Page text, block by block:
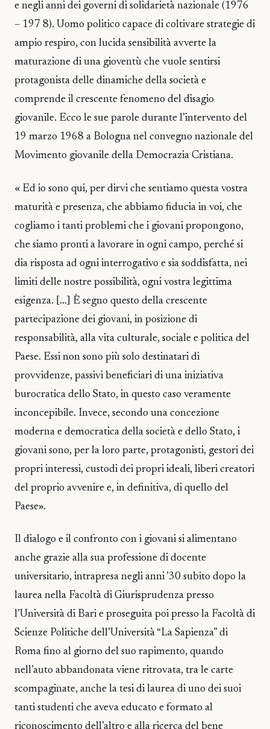
e negli anni dei governi di solidarietà nazionale (1976
– 197 8). Uomo politico capace di coltivare strategie di
ampio respiro, con lucida sensibilità avverte la
maturazione di una gioventù che vuole sentirsi
protagonista delle dinamiche della società e
comprende il crescente fenomeno del disagio
giovanile. Ecco le sue parole durante l’intervento del
19 marzo 1968 a Bologna nel convegno nazionale del
Movimento giovanile della Democrazia Cristiana.
« Ed io sono qui, per dirvi che sentiamo questa vostra
maturità e presenza, che abbiamo fiducia in voi, che
cogliamo i tanti problemi che i giovani propongono,
che siamo pronti a lavorare in ogni campo, perché si
dia risposta ad ogni interrogativo e sia soddisfatta, nei
limiti delle nostre possibilità, ogni vostra legittima
esigenza. […] È segno questo della crescente
partecipazione dei giovani, in posizione di
responsabilità, alla vita culturale, sociale e politica del
Paese. Essi non sono più solo destinatari di
provvidenze, passivi beneficiari di una iniziativa
burocratica dello Stato, in questo caso veramente
inconcepibile. Invece, secondo una concezione
moderna e democratica della società e dello Stato, i
giovani sono, per la loro parte, protagonisti, gestori dei
propri interessi, custodi dei propri ideali, liberi creatori
del proprio avvenire e, in definitiva, di quello del
Paese».
Il dialogo e il confronto con i giovani si alimentano
anche grazie alla sua professione di docente
universitario, intrapresa negli anni ’30 subito dopo la
laurea nella Facoltà di Giurisprudenza presso
l’Università di Bari e proseguita poi presso la Facoltà di
Scienze Politiche dell’Università “La Sapienza” di
Roma fino al giorno del suo rapimento, quando
nell’auto abbandonata viene ritrovata, tra le carte
scompaginate, anche la tesi di laurea di uno dei suoi
tanti studenti che aveva educato e formato al
riconoscimento dell’altro e alla ricerca del bene